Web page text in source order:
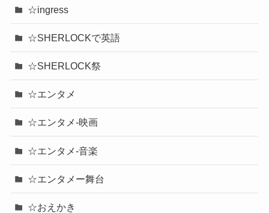
☆ingress
☆SHERLOCKで英語
☆SHERLOCK祭
☆エンタメ
☆エンタメ-映画
☆エンタメ-音楽
☆エンタメー舞台
☆おえかき